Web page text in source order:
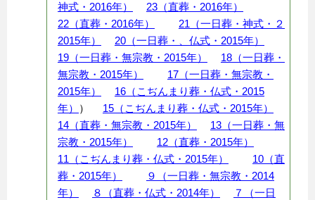
神式・2016年）
23（直葬・2016年）
22（直葬・2016年）
21（一日葬・神式・２
2015年）
20（一日葬・、仏式・2015年）
19（一日葬・無宗教・2015年）
18（一日葬・
無宗教・2015年）
17（一日葬・無宗教・
2015年）
16（こぢんまり葬・仏式・2015
年）
）
15（こぢんまり葬・仏式・2015年）
14（直葬・無宗教・2015年）
13（一日葬・無
宗教・2015年）
12（直葬・2015年）
11（こぢんまり葬・仏式・2015年）
10（直
葬・2015年）
９（一日葬・無宗教・2014
年）
８（直葬・仏式・2014年）
７（一日